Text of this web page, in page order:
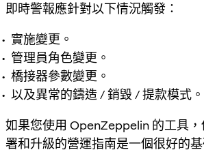
即時警報應針對以下情況觸發：
實施變更。
管理員角色變更。
橋接器參數變更。
以及異常的鑄造 / 銷毀 / 提款模式。
如果您使用 OpenZeppelin 的工具
署和升級的營運指南是一個很好的